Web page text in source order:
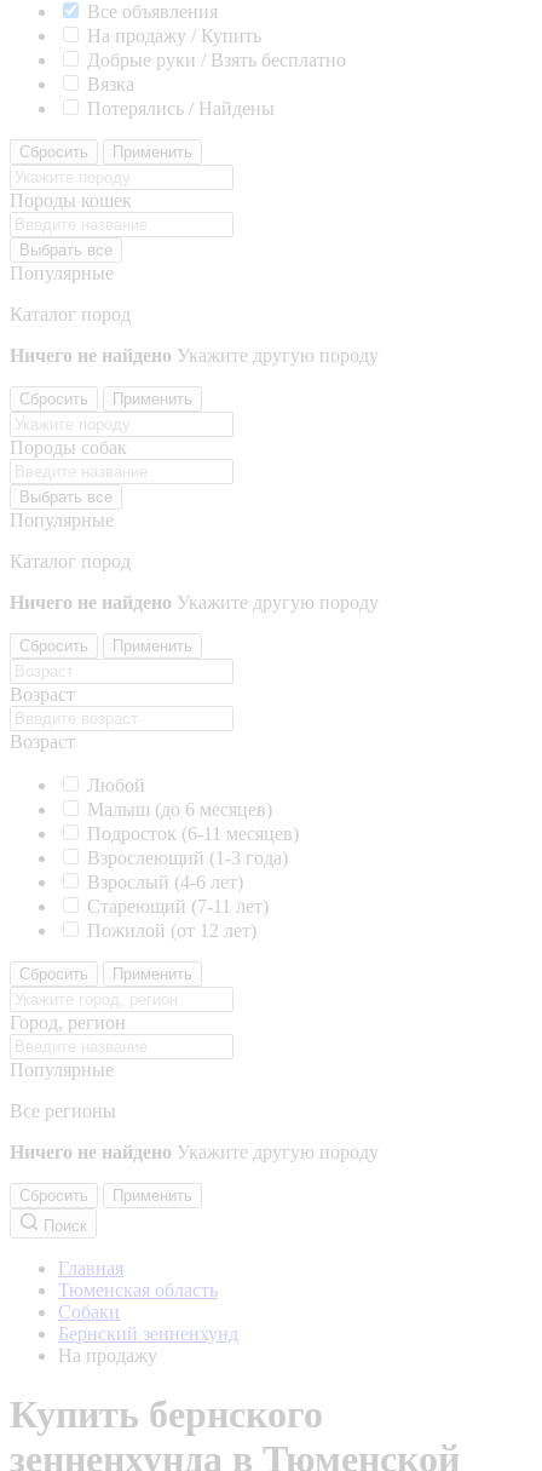
Все объявления
На продажу / Купить
Добрые руки / Взять бесплатно
Вязка
Потерялись / Найдены
Сбросить Применить
Породы кошек
Выбрать все
Популярные
Каталог пород
Ничего не найдено Укажите другую породу
Сбросить Применить
Породы собак
Выбрать все
Популярные
Каталог пород
Ничего не найдено Укажите другую породу
Сбросить Применить
Возраст
Возраст
Любой
Малыш (до 6 месяцев)
Подросток (6-11 месяцев)
Взрослеющий (1-3 года)
Взрослый (4-6 лет)
Стареющий (7-11 лет)
Пожилой (от 12 лет)
Сбросить Применить
Город, регион
Популярные
Все регионы
Ничего не найдено Укажите другую породу
Сбросить
Применить
Поиск
Главная
Тюменская область
Собаки
Бернский зенненхунд
На продажу
Купить бернского
зенненхунда в Тюменской